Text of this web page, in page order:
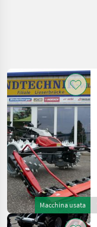
Macchina usata